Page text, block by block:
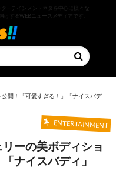
ーテインメントネタを中心に様々な
けするWEBニュースメディアです。
開！「可愛すぎる！」「ナイスバデ
ENTERTAINMENT
ーの美ボディショ
ナイスバディ」